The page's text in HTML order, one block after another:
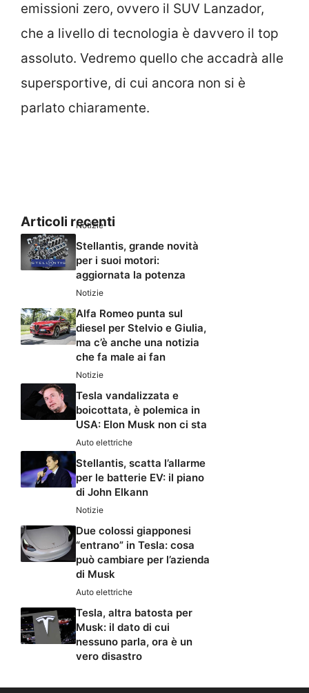
emissioni zero, ovvero il SUV Lanzador,
che a livello di tecnologia è davvero il top
assoluto. Vedremo quello che accadrà alle
supersportive, di cui ancora non si è
parlato chiaramente.
Articoli recenti
Notizie
Stellantis, grande novità
per i suoi motori:
aggiornata la potenza
Notizie
Alfa Romeo punta sul
diesel per Stelvio e Giulia,
ma c’è anche una notizia
che fa male ai fan
Notizie
Tesla vandalizzata e
boicottata, è polemica in
USA: Elon Musk non ci sta
Auto elettriche
Stellantis, scatta l’allarme
per le batterie EV: il piano
di John Elkann
Notizie
Due colossi giapponesi
“entrano” in Tesla: cosa
può cambiare per l’azienda
di Musk
Auto elettriche
Tesla, altra batosta per
Musk: il dato di cui
nessuno parla, ora è un
vero disastro